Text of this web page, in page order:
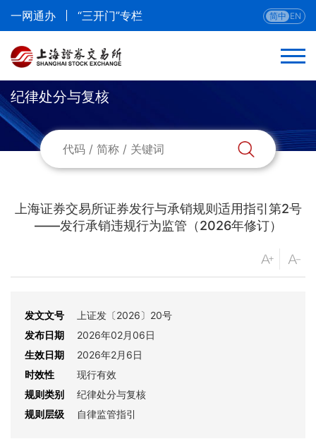
一网通办 “三开门”专栏 简中 EN
返回
规则总览
章程
基金
公募REITs
期权
纪律处分与复核
上海证券交易所证券发行与承销规则适用指引第2号
——发行承销违规行为监管（2026年修订）
发文文号
上证发〔2026〕20号
发布日期
2026年02月06日
生效日期
2026年2月6日
时效性
现行有效
规则类别
纪律处分与复核
规则层级
自律监管指引